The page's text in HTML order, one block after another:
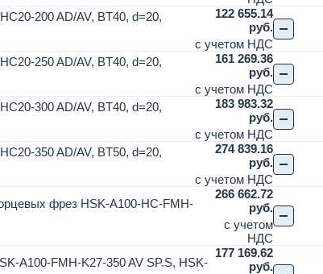
200 AD/AV, BT40, d=20,
122 655.14
руб.
с учетом НДС
250 AD/AV, BT40, d=20,
161 269.36
руб.
с учетом НДС
300 AD/AV, BT40, d=20,
183 983.32
руб.
с учетом НДС
350 AD/AV, BT50, d=20,
274 839.16
руб.
с учетом НДС
фрез HSK-A100-HC-FMH-
266 662.72
руб.
с учетом
НДС
A100-FMH-K27-350 AV SP.S, HSK-
177 169.62
руб.